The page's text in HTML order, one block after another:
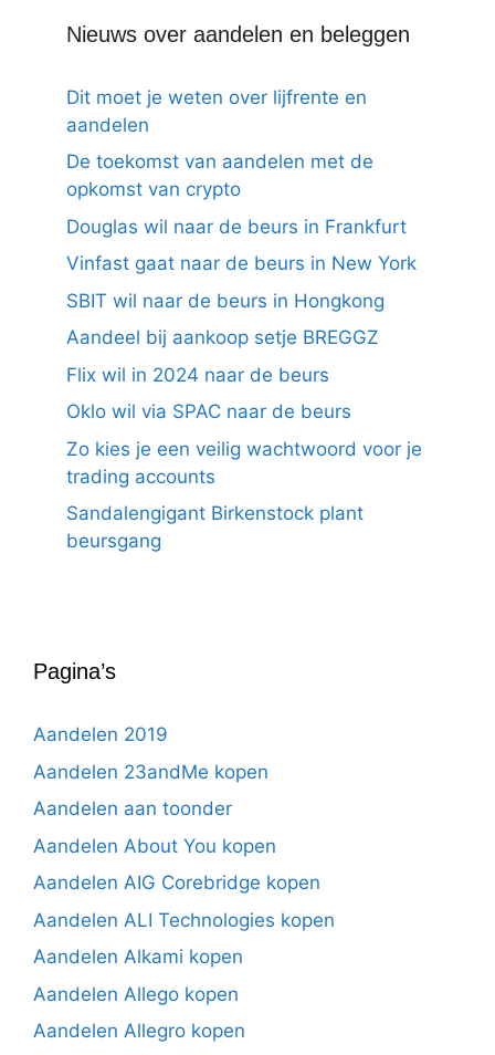
Nieuws over aandelen en beleggen
Dit moet je weten over lijfrente en
aandelen
De toekomst van aandelen met de
opkomst van crypto
Douglas wil naar de beurs in Frankfurt
Vinfast gaat naar de beurs in New York
SBIT wil naar de beurs in Hongkong
Aandeel bij aankoop setje BREGGZ
Flix wil in 2024 naar de beurs
Oklo wil via SPAC naar de beurs
Zo kies je een veilig wachtwoord voor je
trading accounts
Sandalengigant Birkenstock plant
beursgang
Pagina’s
Aandelen 2019
Aandelen 23andMe kopen
Aandelen aan toonder
Aandelen About You kopen
Aandelen AIG Corebridge kopen
Aandelen ALI Technologies kopen
Aandelen Alkami kopen
Aandelen Allego kopen
Aandelen Allegro kopen